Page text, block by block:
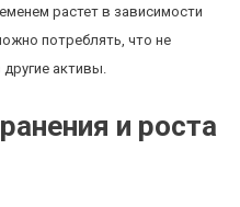
растет в зависимости
потреблять, что не
активы.
и роста